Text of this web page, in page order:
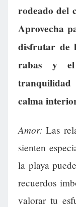
rodeado del
Aprovecha
disfrutar de
rabas y
calma
Amor: Las
sienten
la playa
recuerdos
valorar tu